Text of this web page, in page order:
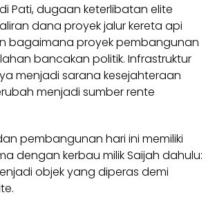
Pati, dugaan keterlibatan elite
dana proyek jalur kereta api
bagaimana proyek pembangunan
bancakan politik. Infrastruktur
menjadi sarana kesejahteraan
menjadi sumber rente
pembangunan hari ini memiliki
dengan kerbau milik Saijah dahulu:
objek yang diperas demi